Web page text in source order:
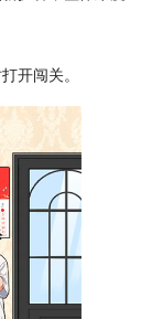
打开闯关。